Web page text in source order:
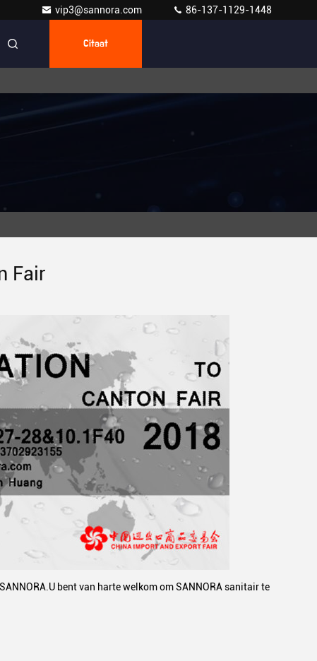
vip3@sannora.com 86-137-1129-1448
Citaat
Fair
bent van harte welkom om SANNORA sanitair te